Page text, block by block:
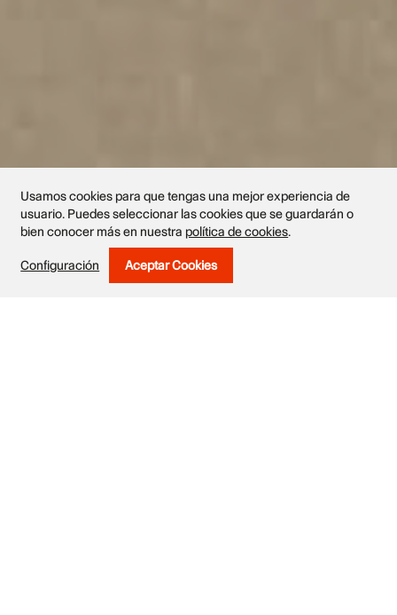
Obras
Usamos cookies para que tengas una mejor experiencia de
usuario. Puedes seleccionar las cookies que se guardarán o
bien conocer más en nuestra política de cookies.
Configuración Aceptar Cookies